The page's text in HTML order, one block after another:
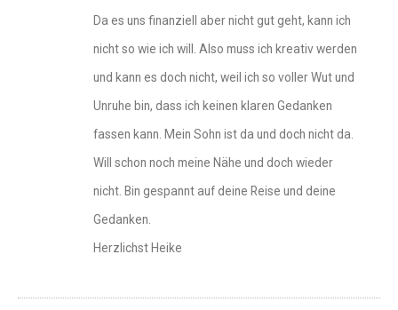
Da es uns finanziell aber nicht gut geht, kann ich
nicht so wie ich will. Also muss ich kreativ werden
und kann es doch nicht, weil ich so voller Wut und
Unruhe bin, dass ich keinen klaren Gedanken
fassen kann. Mein Sohn ist da und doch nicht da.
Will schon noch meine Nähe und doch wieder
nicht. Bin gespannt auf deine Reise und deine
Gedanken.
Herzlichst Heike